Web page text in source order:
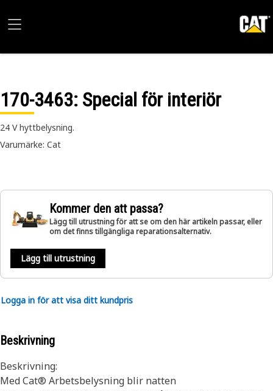
170-3463: Special för interiör
24 V hyttbelysning.
Varumärke: Cat
Kommer den att passa?
Lägg till utrustning för att se om den här artikeln passar, eller
om det finns tillgängliga reparationsalternativ.
Lägg till utrustning
Logga in för att visa ditt kundpris
Beskrivning
Beskrivning:
Med Cat® Arbetsbelysning blir natten